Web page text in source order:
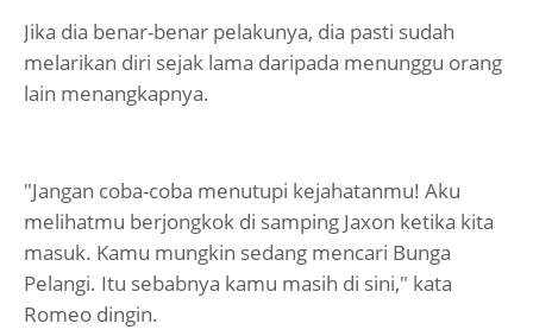
Jika dia benar-benar pelakunya, dia pasti sudah
melarikan diri sejak lama daripada menunggu orang
lain menangkapnya.
"Jangan coba-coba menutupi kejahatanmu! Aku
melihatmu berjongkok di samping Jaxon ketika kita
masuk. Kamu mungkin sedang mencari Bunga
Pelangi. Itu sebabnya kamu masih di sini," kata
Romeo dingin.